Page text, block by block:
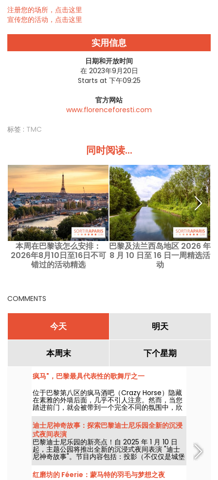
注册您的场所，点击这里
宣传您的活动，点击这里
实用信息
日期和开放时间
在 2023年9月20日
Starts at 下午09:25
官方网站
www.florenceforesti.com
标签 : TMC
同时阅读...
本周在巴黎该怎么安排：
2026年8月10日至16日不可
错过的活动精选
巴黎及法兰西岛地区 2026 年
8 月 10 日至 16 日一周精选活
动
COMMENTS
今天 明天
本周末 下个星期
疯马"，巴黎最具代表性的歌舞厅之一
位于巴黎第八区的疯马酒吧（Crazy Horse）隐藏
在素雅的外墙后面，几乎不引人注意。然而，当您
踏进前门，就会被带到一个完全不同的氛围中，欣
赏一场以舞蹈、表演和灯光装饰为特色的精彩表
演。
迪士尼神奇故事：探索巴黎迪士尼乐园全新的沉浸
式夜间表演
巴黎迪士尼乐园的新亮点！自 2025 年 1 月 10 日
起，主题公园将推出全新的沉浸式夜间表演 "迪士
尼神奇故事"。节目内容包括：投影（不仅仅是城堡
上的投影）、灯光效果，以及一如既往的迪士尼和
皮克斯电影中的场景！
红磨坊的 Féerie：蒙马特的羽毛与梦想之夜